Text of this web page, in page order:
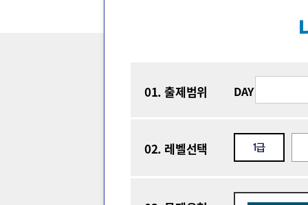
01. 출제범위 DAY
02. 레벨선택